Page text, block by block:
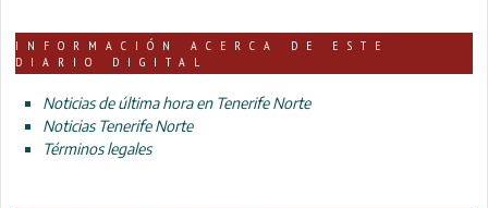
INFORMACIÓN ACERCA DE ESTE
DIARIO DIGITAL
Noticias de última hora en Tenerife Norte
Noticias Tenerife Norte
Términos legales